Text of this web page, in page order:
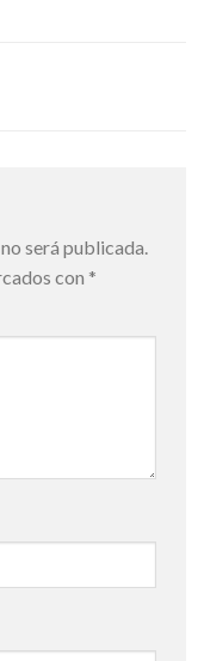
será publicada.
con *